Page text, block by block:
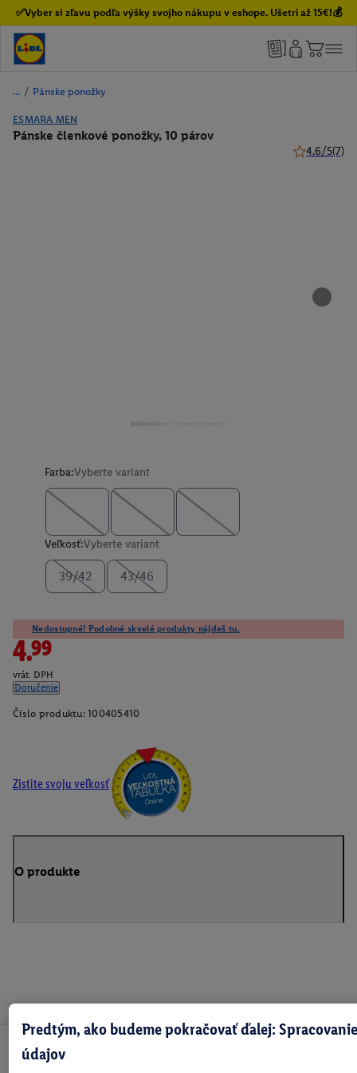
✅Vyber si zľavu podľa výšky svojho nákupu v eshope. Ušetri až 15€!💰
/ Pánske ponožky
ESMARA MEN
Pánske členkové ponožky, 10 párov
4.6/5(7)
Farba:Vyberte variant
Veľkosť:Vyberte variant
39/42 43/46
Nedostupné! Podobné skvelé produkty nájdeš tu.
4.99
vrát. DPH
Doručenie
Číslo produktu: 100405410
Zistite svoju veľkosť
O produkte
Predtým, ako budeme pokračovať ďalej:
údajov